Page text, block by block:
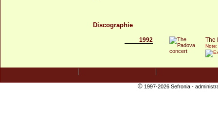
Discographie
1992 The
©1997-2026 Sefronia -